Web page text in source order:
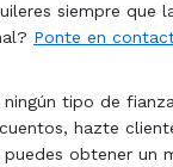
siempre que
Ponte en
tipo de
hazte
obtener un